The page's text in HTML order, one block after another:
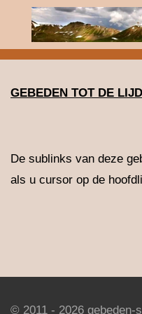
direct
naar
hoofdinhoud
GEBEDEN TOT DE
De sublinks van deze
als u cursor op de
© 2011 - 2026 gebeden-